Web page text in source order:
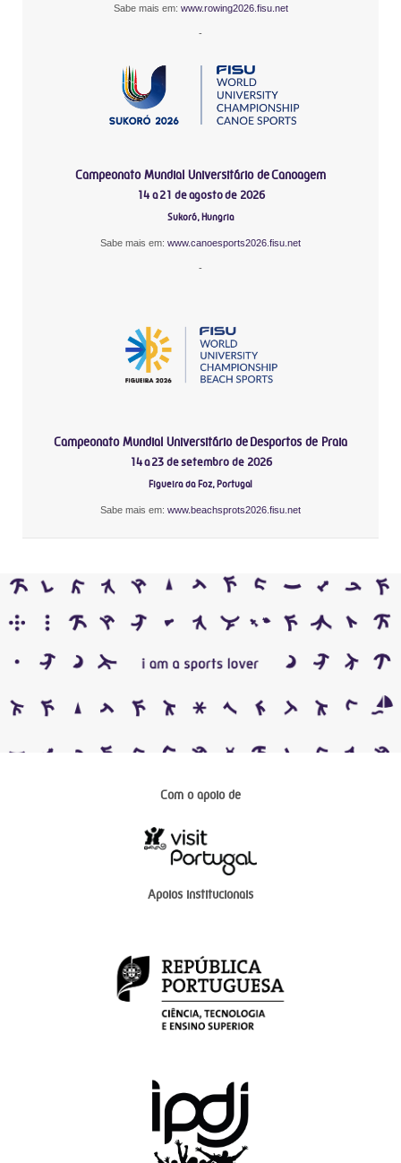
Sabe mais em: www.rowing2026.fisu.net
-
Campeonato Mundial Universitário de Canoagem
14 a 21 de agosto de 2026
Sukoró, Hungria
Sabe mais em: www.canoesports2026.fisu.net
-
Campeonato Mundial Universitário de Desportos de Praia
14 a 23 de setembro de 2026
Figueira da Foz, Portugal
Sabe mais em: www.beachsprots2026.fisu.net
Com o apoio de
Apoios institucionais